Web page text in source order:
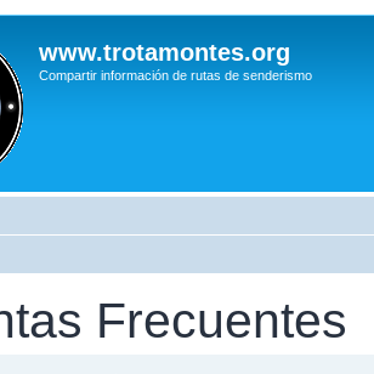
www.trotamontes.org
Compartir información de rutas de senderismo
Frecuentes